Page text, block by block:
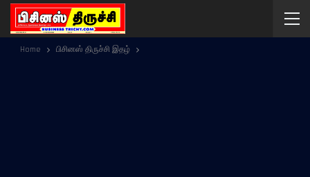
Home பிசினஸ் திருச்சி இதழ்